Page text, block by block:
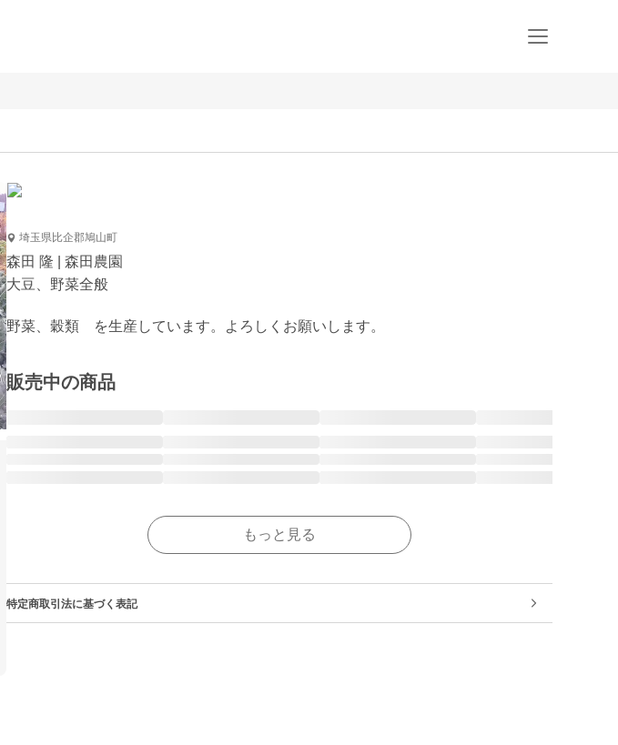
埼玉県比企郡鳩山町
森田 隆 | 森田農園
大豆、野菜全般
販売中の商品
もっと見る
特定商取引法に基づく表記